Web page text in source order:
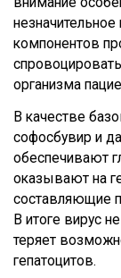
компонентов
организма
В качестве
софосбувир и
обеспечивают
оказывают на
составляющие
В итоге вирус
теряет
гепатоцитов.